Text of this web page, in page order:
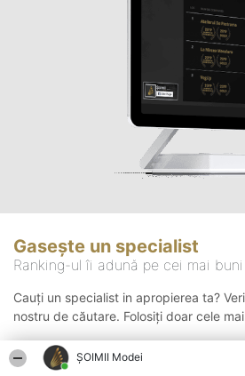
ȘOIMII Modei
Gasește un specialist
Ranking-ul îi adună pe cei mai
Cauți un specialist in apropierea ta?
nostru de căutare. Folosiți doar cele